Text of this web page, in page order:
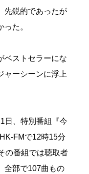
先鋭的であったが
た。
ベストセラーにな
ャーシーンに浮上
日、特別番組『今
FMで12時15分
の番組では聴取者
全部で107曲もの